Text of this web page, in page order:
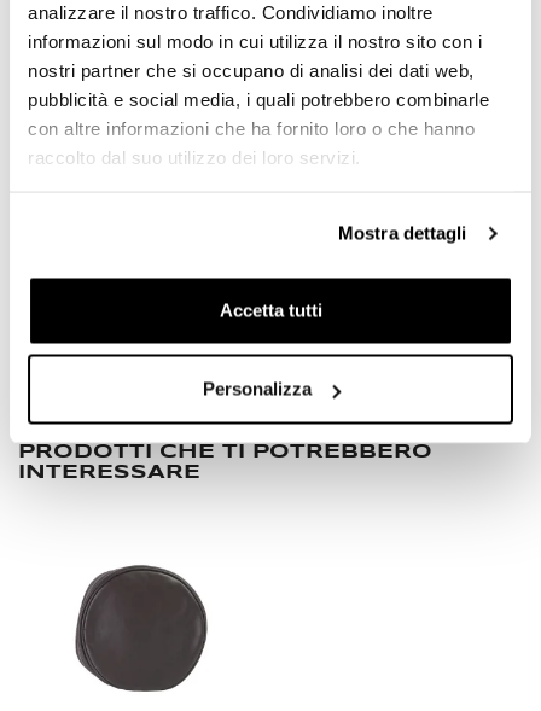
analizzare il nostro traffico. Condividiamo inoltre
informazioni sul modo in cui utilizza il nostro sito con i
nostri partner che si occupano di analisi dei dati web,
pubblicità e social media, i quali potrebbero combinarle
con altre informazioni che ha fornito loro o che hanno
raccolto dal suo utilizzo dei loro servizi.
Mostra dettagli
Accetta tutti
Personalizza
RICHIEDI INFORMAZIONI
per poter scrivere la tua opinione.
PRODOTTI CHE TI POTREBBERO
INTERESSARE